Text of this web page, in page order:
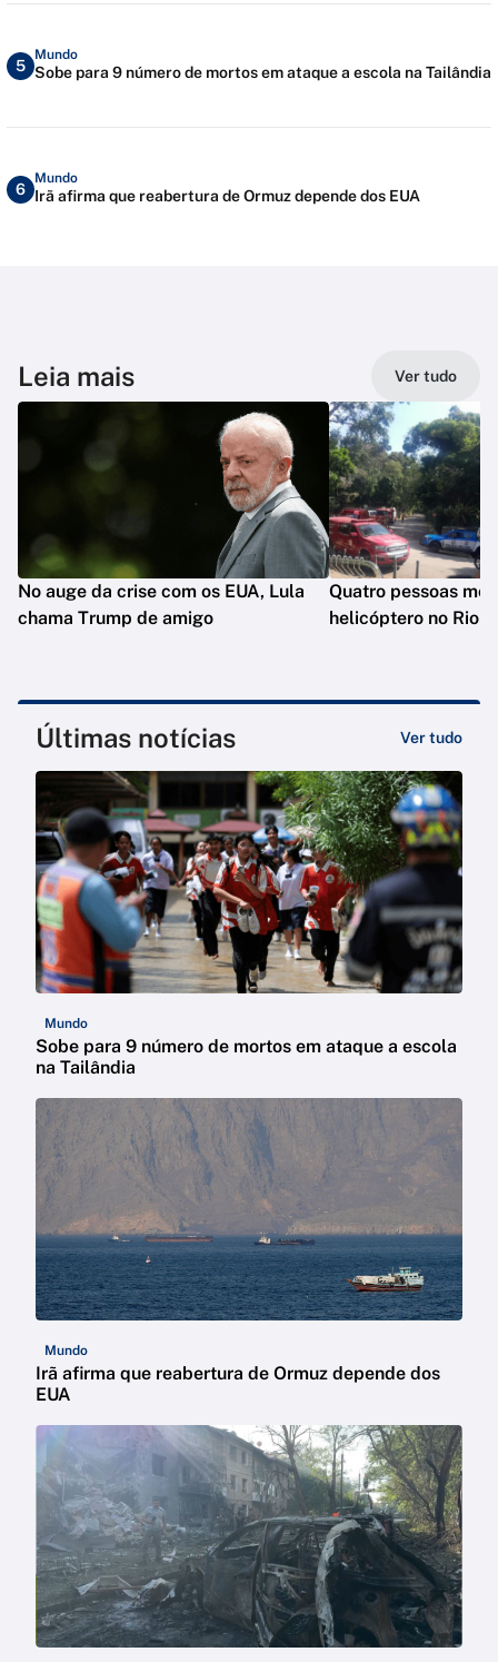
5
Mundo
Sobe para 9 número de mortos em ataque a escola na Tailândia
6
Mundo
Irã afirma que reabertura de Ormuz depende dos EUA
Leia mais Ver tudo
No auge da crise com os EUA, Lula
chama Trump de amigo
Quatro pessoas
helicóptero no Rio
Últimas notícias Ver tudo
Mundo
Sobe para 9 número de mortos em ataque a escola
na Tailândia
Mundo
Irã afirma que reabertura de Ormuz depende dos
EUA